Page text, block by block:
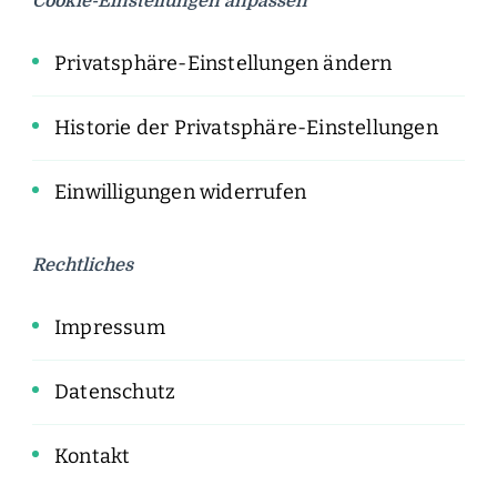
Privatsphäre-Einstellungen ändern
Historie der Privatsphäre-Einstellungen
Einwilligungen widerrufen
Rechtliches
Impressum
Datenschutz
Kontakt